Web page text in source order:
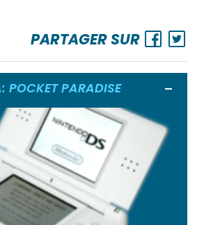
PARTAGER SUR
POCKET PARADISE